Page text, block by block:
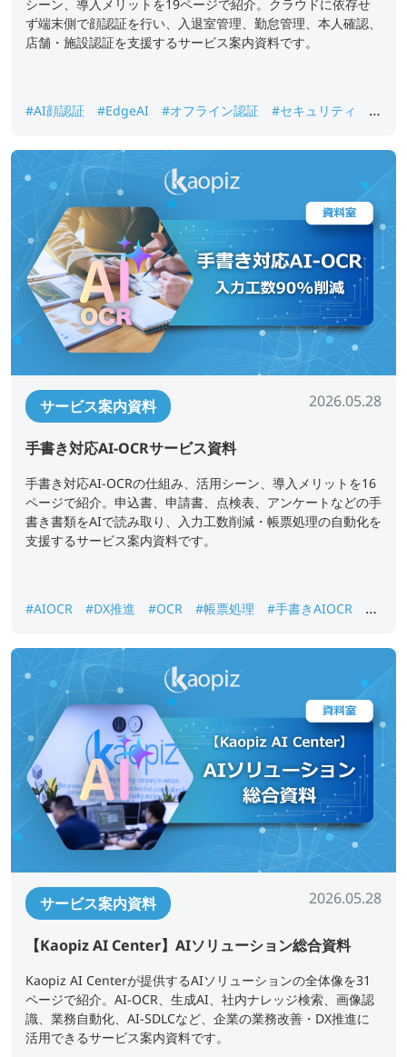
シーン、導入メリットを19ページで紹介。クラウドに依存せ
ず端末側で顔認証を行い、入退室管理、勤怠管理、本人確認、
店舗・施設認証を支援するサービス案内資料です。
#AI顔認証 #EdgeAI #オフライン認証 #セキュリティ
#
サービス案内資料 2026.05.28
手書き対応AI-OCRサービス資料
手書き対応AI-OCRの仕組み、活用シーン、導入メリットを16
ページで紹介。申込書、申請書、点検表、アンケートなどの手
書き書類をAIで読み取り、入力工数削減・帳票処理の自動化を
支援するサービス案内資料です。
#AIOCR #DX推進 #OCR #帳票処理 #手書きAIOCR
#
サービス案内資料 2026.05.28
【Kaopiz AI Center】AIソリューション総合資料
Kaopiz AI Centerが提供するAIソリューションの全体像を31
ページで紹介。AI-OCR、生成AI、社内ナレッジ検索、画像認
識、業務自動化、AI-SDLCなど、企業の業務改善・DX推進に
活用できるサービス案内資料です。